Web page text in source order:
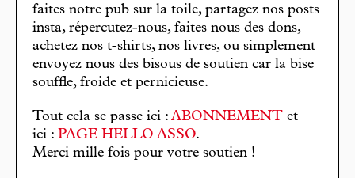
faites notre pub sur la toile, partagez nos posts
insta, répercutez-nous, faites nous des dons,
achetez nos t-shirts, nos livres, ou simplement
envoyez nous des bisous de soutien car la bise
souffle, froide et pernicieuse.
Tout cela se passe ici : ABONNEMENT et
ici : PAGE HELLO ASSO.
Merci mille fois pour votre soutien !